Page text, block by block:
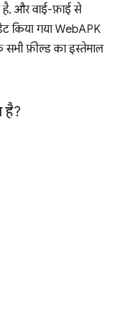
है, और वाई-फ़ाई से
किया गया WebAPK
फ़ील्ड का इस्तेमाल
है?